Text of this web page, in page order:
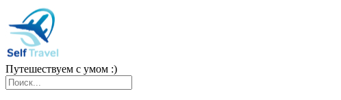
Путешествуем с умом :)